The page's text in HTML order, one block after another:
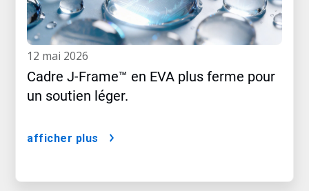
12 mai 2026
Cadre J-Frame™ en EVA plus ferme pour
un soutien léger.
afficher plus